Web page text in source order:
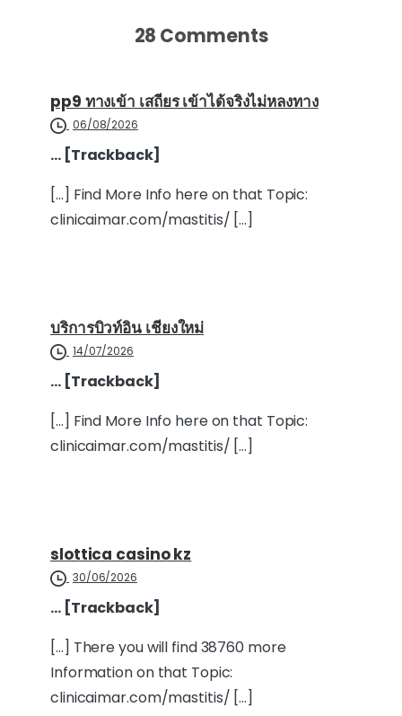
28 Comments
pp9 ทางเข้า เสถียร เข้าได้จริงไม่หลงทาง
06/08/2026
… [Trackback]
[…] Find More Info here on that Topic:
clinicaimar.com/mastitis/ […]
บริการบิวท์อิน เชียงใหม่
14/07/2026
… [Trackback]
[…] Find More Info here on that Topic:
clinicaimar.com/mastitis/ […]
slottica casino kz
30/06/2026
… [Trackback]
[…] There you will find 38760 more
Information on that Topic:
clinicaimar.com/mastitis/ […]